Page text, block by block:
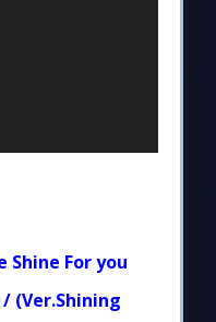
Shine For you
(Ver.Shining